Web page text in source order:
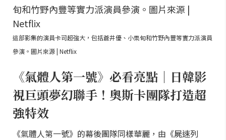
這部影集的演員卡司超強大，包括蒼井優、小栗旬和竹野內豐等實力派演員
參演。圖片來源 | Netflix
《氣體人第一號》必看亮點｜日韓影
視巨頭夢幻聯手！奧斯卡團隊打造超
強特效
《氣體人第一號》的幕後團隊同樣華麗，由《屍速列